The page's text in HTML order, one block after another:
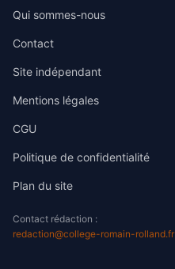
Qui sommes-nous
Contact
Site indépendant
Mentions légales
CGU
Politique de confidentialité
Plan du site
Contact rédaction :
redaction@college-romain-rolland.fr